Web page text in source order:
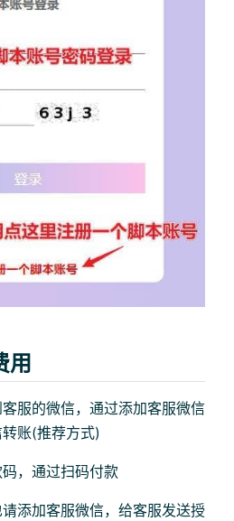
用
服的微信，通过添加客服微信
账(推荐方式)
，通过扫码付款
添加客服微信，给客服发送授